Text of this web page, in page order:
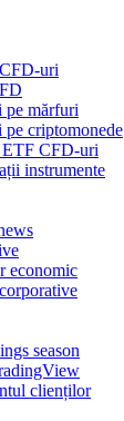
uri
mărfuri
criptomonede
CFD-uri
instrumente
economic
season
clienților